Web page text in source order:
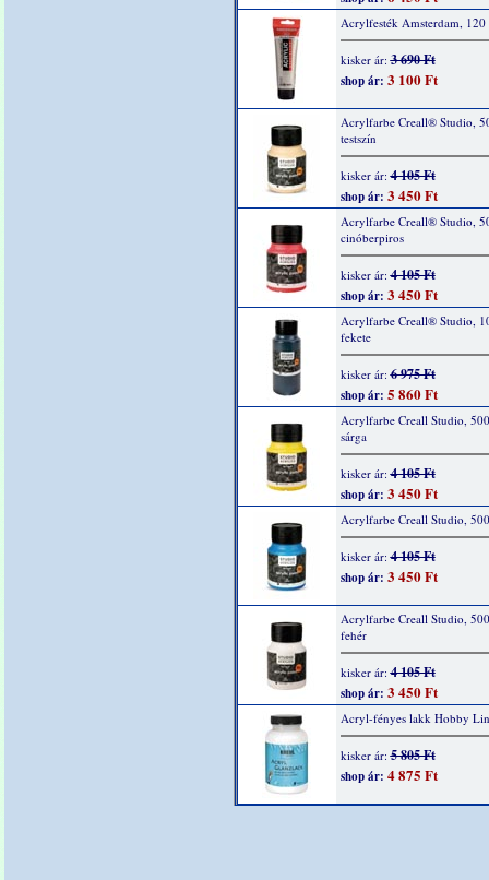
Acrylfesték Amsterdam, 120
kisker ár:3 690 Ft
shop ár: 3 100 Ft
Acrylfarbe Creall® Studio,
testszín
kisker ár:4 105 Ft
shop ár: 3 450 Ft
Acrylfarbe Creall® Studio,
cinóberpiros
kisker ár:4 105 Ft
shop ár: 3 450 Ft
Acrylfarbe Creall® Studio,
fekete
kisker ár:6 975 Ft
shop ár: 5 860 Ft
Acrylfarbe Creall Studio,
sárga
kisker ár:4 105 Ft
shop ár: 3 450 Ft
Acrylfarbe Creall Studio,
kisker ár:4 105 Ft
shop ár: 3 450 Ft
Acrylfarbe Creall Studio,
fehér
kisker ár:4 105 Ft
shop ár: 3 450 Ft
Acryl-fényes lakk Hobby
kisker ár:5 805 Ft
shop ár: 4 875 Ft